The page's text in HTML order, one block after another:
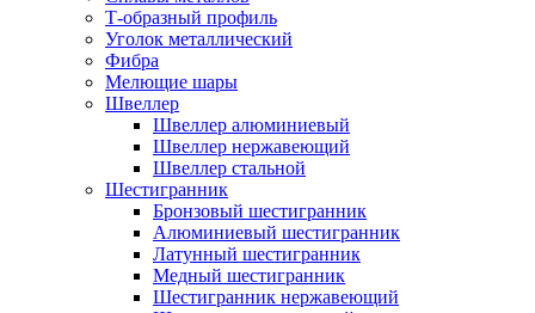
Т-образный профиль
Уголок металлический
Фибра
Мелющие шары
Швеллер
Швеллер алюминиевый
Швеллер нержавеющий
Швеллер стальной
Шестигранник
Бронзовый шестигранник
Алюминиевый шестигранник
Латунный шестигранник
Медный шестигранник
Шестигранник нержавеющий